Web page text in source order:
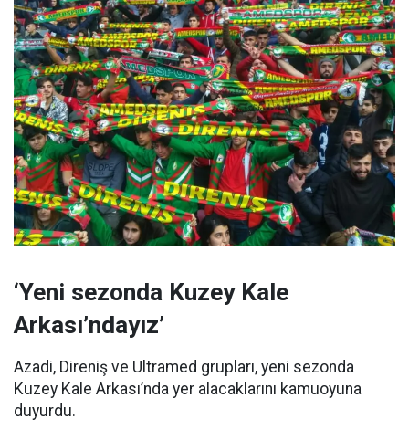
‘Yeni sezonda Kuzey Kale
Arkası’ndayız’
Azadi, Direniş ve Ultramed grupları, yeni sezonda
Kuzey Kale Arkası’nda yer alacaklarını kamuoyuna
duyurdu.